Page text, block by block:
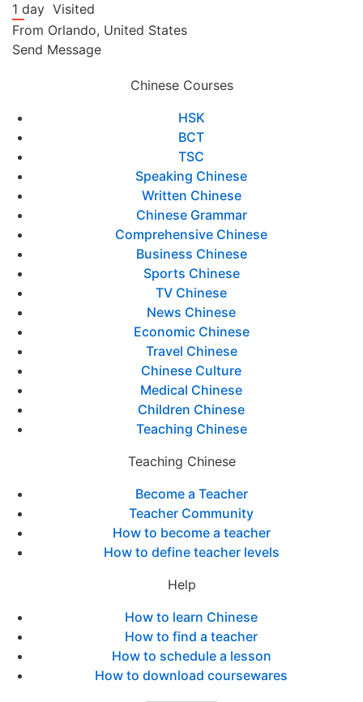
1 day Visited
From Orlando, United States
Send Message
Chinese Courses
HSK
BCT
TSC
Speaking Chinese
Written Chinese
Chinese Grammar
Comprehensive Chinese
Business Chinese
Sports Chinese
TV Chinese
News Chinese
Economic Chinese
Travel Chinese
Chinese Culture
Medical Chinese
Children Chinese
Teaching Chinese
Teaching Chinese
Become a Teacher
Teacher Community
How to become a teacher
How to define teacher levels
Help
How to learn Chinese
How to find a teacher
How to schedule a lesson
How to download coursewares